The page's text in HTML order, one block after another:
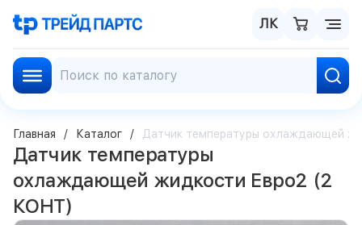
ЛК
Главная Каталог Датчик температуры охлаждающей
Датчик температуры
охлаждающей жидкости Евро2 (2
КОНТ)